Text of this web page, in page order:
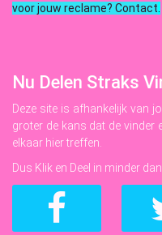
voor jouw reclame? Contact
Nu Delen Straks
Deze site is afhankelijk van
groter de kans dat de vinder
elkaar hier treffen.
Dus Klik en Deel in minder